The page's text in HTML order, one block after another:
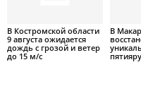
В Костромской области
9 августа ожидается
дождь с грозой и ветер
до 15 м/с
В